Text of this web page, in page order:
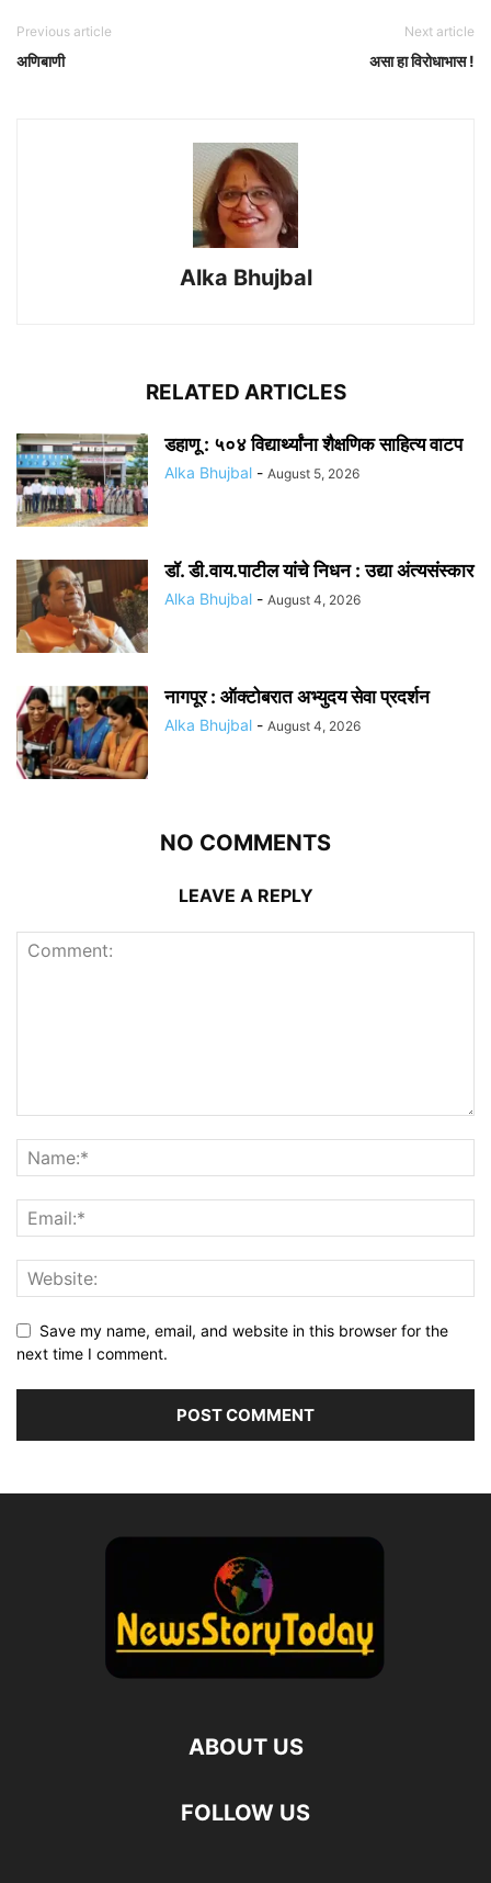
Previous article
अणिबाणी
Next article
असा हा विरोधाभास !
Alka Bhujbal
RELATED ARTICLES
डहाणू : ५०४ विद्यार्थ्यांना शैक्षणिक साहित्य वाटप
Alka Bhujbal - August 5, 2026
डॉ. डी.वाय.पाटील यांचे निधन : उद्या अंत्यसंस्कार
Alka Bhujbal - August 4, 2026
नागपूर : ऑक्टोबरात अभ्युदय सेवा प्रदर्शन
Alka Bhujbal - August 4, 2026
NO COMMENTS
LEAVE A REPLY
Save my name, email, and website in this browser for the
next time I comment.
ABOUT US
FOLLOW US